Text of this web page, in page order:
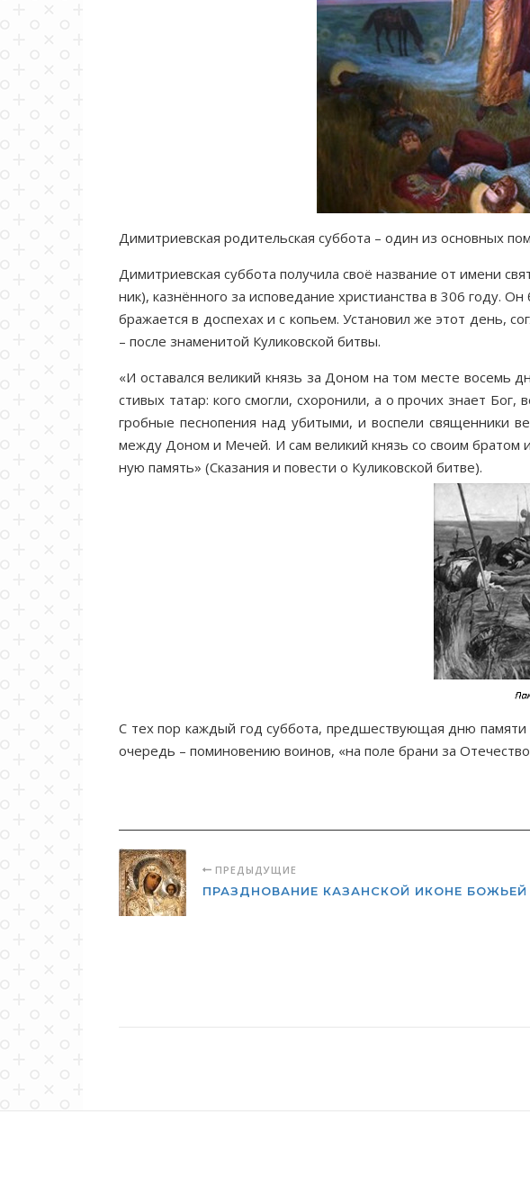
Ди­мит­ри­ев­ская ро­ди­тель­ская суб­бо­та – один из ос­нов­ных
Ди­мит­ри­ев­ская суб­бо­та по­лу­чи­ла своё на­зва­ние от име­ни
ник), каз­нён­но­го за ис­по­ве­да­ние хри­сти­ан­ства в 306 го­ду.
бра­жа­ет­ся в до­спе­хах и с ко­пьем. Уста­но­вил же этот день,
– по­сле зна­ме­ни­той Ку­ли­ков­ской бит­вы.
«И оста­вал­ся ве­ли­кий князь за До­ном на том ме­сте во­семь
сти­вых та­тар: ко­го смог­ли, схо­ро­ни­ли, а о про­чих зна­ет
гроб­ные пес­но­пе­ния над уби­ты­ми, и вос­пе­ли свя­щен­ни­ки
меж­ду До­ном и Ме­чей. И сам ве­ли­кий князь со сво­им бра­том
ную па­мять» (Ска­за­ния и по­ве­сти о Ку­ли­ков­ской бит­ве).
С тех пор каж­дый год суб­бо­та, пред­ше­ству­ю­щая дню
оче­редь – по­ми­но­ве­нию во­и­нов, «на по­ле бра­ни за
ПРЕДЫДУЩИЕ
ПРАЗДНОВАНИЕ КАЗАНСКОЙ ИКОНЕ БОЖЬЕЙ